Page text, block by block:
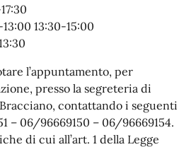
13:30-15:00
l’appuntamento, per
presso la segreteria di
contattando i seguenti
– 06/96669150 – 06/96669154.
di cui all’art. 1 della Legge